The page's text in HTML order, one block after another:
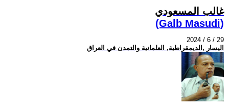
غالب المسعودي
(Galb Masudi)
2024 / 6 / 29
اليسار ,الديمقراطية, العلمانية والتمدن في العراق